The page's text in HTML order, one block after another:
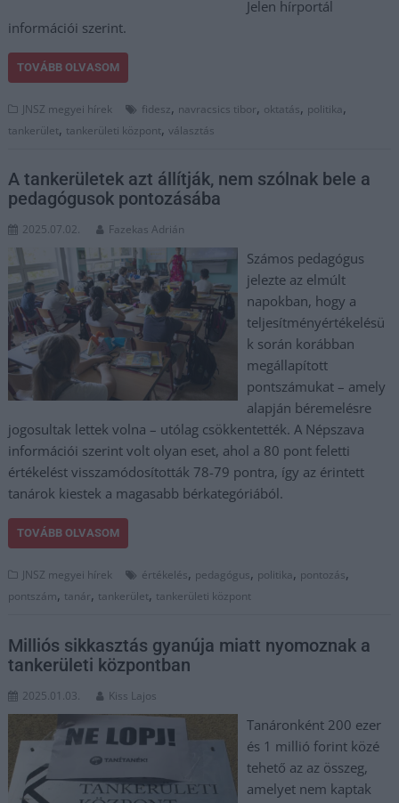
Jelen hírportál
információi szerint.
TOVÁBB OLVASOM
JNSZ megyei hírek fidesz, navracsics tibor, oktatás, politika,
tankerület, tankerületi központ,választás
A tankerületek azt állítják, nem szólnak bele a
pedagógusok pontozásába
2025.07.02. Fazekas Adrián
Számos pedagógus
jelezte az elmúlt
napokban, hogy a
teljesítményértékelésü
k során korábban
megállapított
pontszámukat – amely
alapján béremelésre
jogosultak lettek volna – utólag csökkentették. A Népszava
információi szerint volt olyan eset, ahol a 80 pont feletti
értékelést visszamódosították 78-79 pontra, így az érintett
tanárok kiestek a magasabb bérkategóriából.
TOVÁBB OLVASOM
JNSZ megyei hírek értékelés, pedagógus, politika, pontozás,
pontszám, tanár, tankerület, tankerületi központ
Milliós sikkasztás gyanúja miatt nyomoznak a
tankerületi központban
2025.01.03. Kiss Lajos
Tanáronként 200 ezer
és 1 millió forint közé
tehető az az összeg,
amelyet nem kaptak